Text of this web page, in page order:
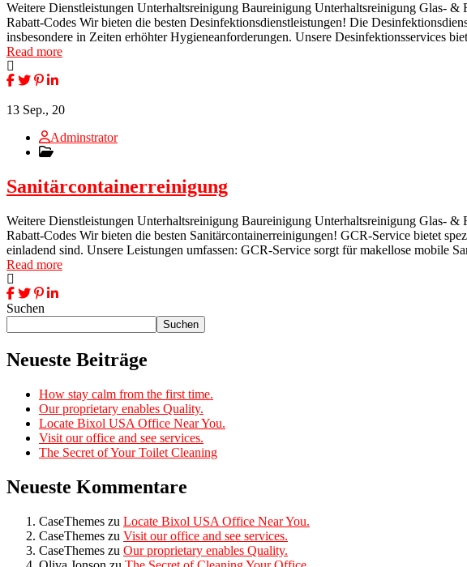
Weitere Dienstleistungen Unterhaltsreinigung Baureinigung Unterhaltsreinigung Glas-
Rabatt-Codes Wir bieten die besten Desinfektionsdienstleistungen! Die
insbesondere in Zeiten erhöhter Hygieneanforderungen. Unsere Desinfektionsservices
Read more
13 Sep., 20
Adminstrator
Sanitärcontainerreinigung
Weitere Dienstleistungen Unterhaltsreinigung Baureinigung Unterhaltsreinigung Glas-
Rabatt-Codes Wir bieten die besten Sanitärcontainerreinigungen! GCR-Service bietet
einladend sind. Unsere Leistungen umfassen: GCR-Service sorgt für makellose
Read more
Suchen
Suchen
Neueste Beiträge
How stay calm from the first time.
Our proprietary enables Quality.
Locate Bixol USA Office Near You.
Visit our office and see services.
The Secret of Your Toilet Cleaning
Neueste Kommentare
CaseThemes zu Locate Bixol USA Office Near You.
CaseThemes zu Visit our office and see services.
CaseThemes zu Our proprietary enables Quality.